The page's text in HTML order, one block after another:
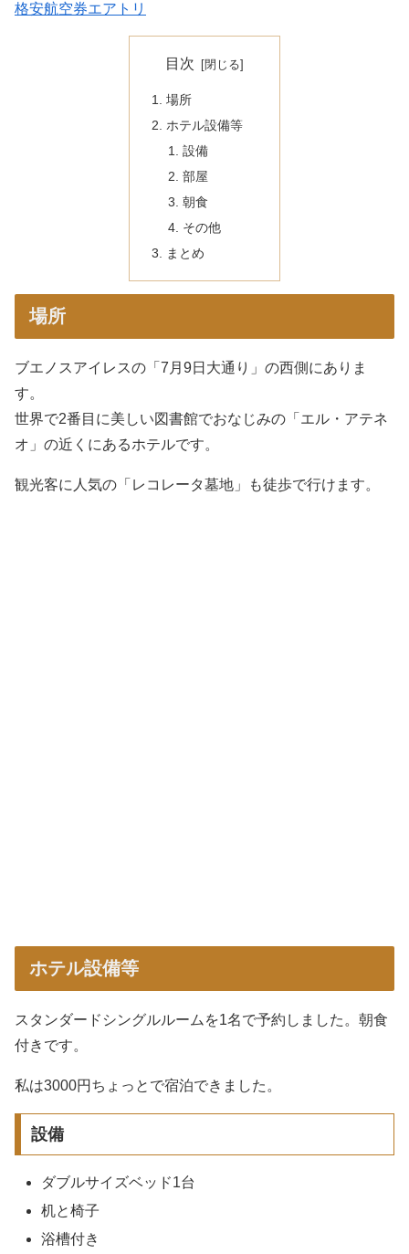
格安航空券エアトリ
目次
場所
ホテル設備等
設備
部屋
朝食
その他
まとめ
場所
ブエノスアイレスの「7月9日大通り」の西側にありま
す。
世界で2番目に美しい図書館でおなじみの「エル・アテネ
オ」の近くにあるホテルです。
観光客に人気の「レコレータ墓地」も徒歩で行けます。
ホテル設備等
スタンダードシングルルームを1名で予約しました。朝食
付きです。
私は3000円ちょっとで宿泊できました。
設備
ダブルサイズベッド1台
机と椅子
浴槽付き